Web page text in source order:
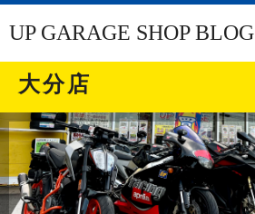
UP GARAGE SHOP BLOG
大分店